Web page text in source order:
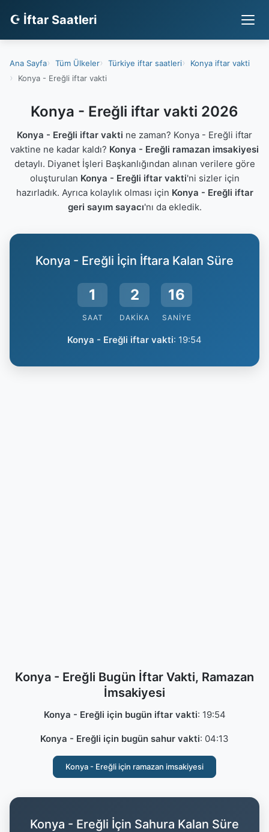
☪ İftar Saatleri
Ana Sayfa Tüm Ülkeler Türkiye iftar saatleri
Konya iftar vakti
Konya - Ereğli iftar vakti
Konya - Ereğli iftar vakti 2026
Konya - Ereğli iftar vakti ne zaman? Konya - Ereğli iftar
vaktine ne kadar kaldı? Konya - Ereğli ramazan imsakiyesi
detaylı. Diyanet İşleri Başkanlığından alınan verilere göre
oluşturulan Konya - Ereğli iftar vakti'ni sizler için
hazırladık. Ayrıca kolaylık olması için Konya - Ereğli iftar
geri sayım sayacı'nı da ekledik.
Konya - Ereğli İçin İftara Kalan Süre
1
SAAT
2
DAKIKA
16
SANIYE
Konya - Ereğli iftar vakti: 19:54
Konya - Ereğli Bugün İftar Vakti, Ramazan
İmsakiyesi
Konya - Ereğli için bugün iftar vakti: 19:54
Konya - Ereğli için bugün sahur vakti: 04:13
Konya - Ereğli için ramazan imsakiyesi
Konya - Ereğli İçin Sahura Kalan Süre